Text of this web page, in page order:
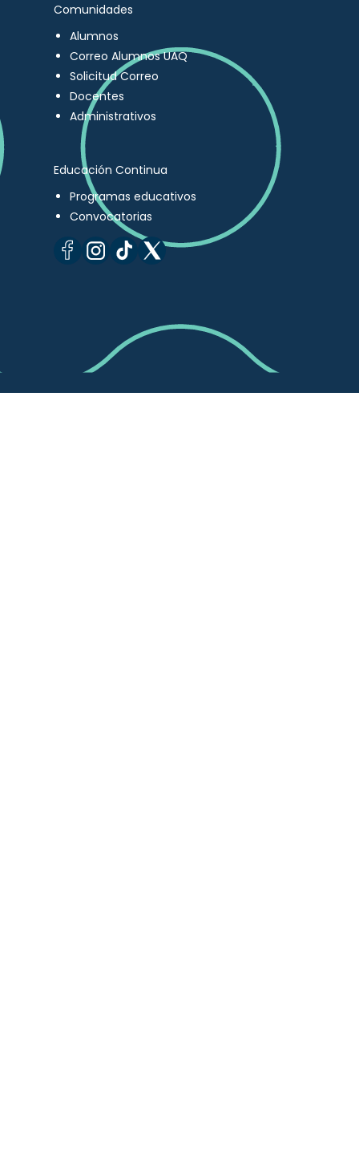
Comunidades
Alumnos
Correo Alumnos UAQ
Solicitud Correo
Docentes
Administrativos
Educación Continua
Programas educativos
Convocatorias